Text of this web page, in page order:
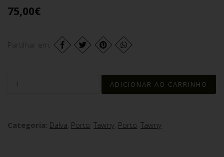
75,00€
Partilhar em:
Categoria: Dalva Porto Tawny Porto Tawny